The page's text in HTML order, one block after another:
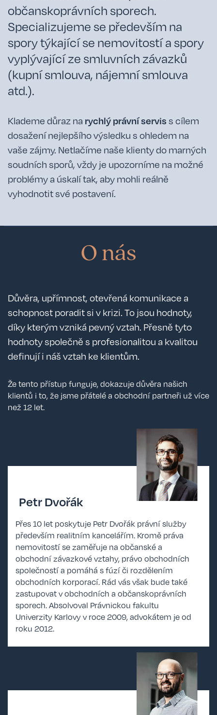
občanskoprávních sporech.
Specializujeme se především na
spory týkající se nemovitostí a spory
vyplývající ze smluvních závazků
(kupní smlouva, nájemní smlouva
atd.).
Klademe důraz na rychlý právní servis s cílem
dosažení nejlepšího výsledku s ohledem na
vaše zájmy. Netlačíme naše klienty do marných
soudních sporů, vždy je upozorníme na možné
problémy a úskalí tak, aby mohli reálně
vyhodnotit své postavení.
O nás
Důvěra, upřímnost, otevřená komunikace a
schopnost poradit si v krizi. To jsou hodnoty,
díky kterým vzniká pevný vztah. Přesně tyto
hodnoty společně s profesionalitou a kvalitou
definují i náš vztah ke klientům.
Že tento přístup funguje, dokazuje důvěra našich
klientů i to, že jsme přátelé a obchodní partneři už více
než 12 let.
Petr Dvořák
Přes 10 let poskytuje Petr Dvořák právní služby
především realitním kancelářím. Kromě práva
nemovitostí se zaměřuje na občanské a
obchodní závazkové vztahy, právo obchodních
společností a pomáhá s fúzí či rozdělením
obchodních korporací. Rád vás však bude také
zastupovat v obchodních a občanskoprávních
sporech. Absolvoval Právnickou fakultu
Univerzity Karlovy v roce 2009, advokátem je od
roku 2012.